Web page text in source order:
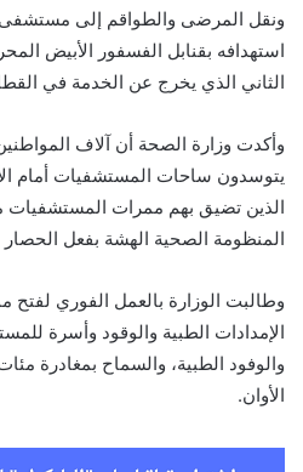
ونقل المرضى والطواقم إلى مستشفى
استهدافه بقنابل الفسفور الأبيض
الثاني الذي يخرج عن الخدمة في
وأكدت وزارة الصحة أن آلاف
يتوسدون ساحات المستشفيات أمام
الذين تضيق بهم ممرات
المنظومة الصحية الهشة بفعل
وطالبت الوزارة بالعمل الفوري
الإمدادات الطبية والوقود وأسرة
والوفود الطبية، والسماح بمغادرة
الأوان.